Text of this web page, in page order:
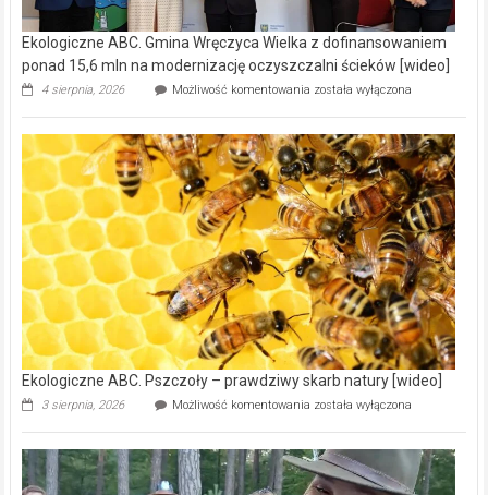
Ekologiczne ABC. Gmina Wręczyca Wielka z dofinansowaniem
ponad 15,6 mln na modernizację oczyszczalni ścieków [wideo]
4 sierpnia, 2026 Możliwość komentowania Ekologiczne
Wręczyca
Wielka
z
dofinansowaniem
ponad
15,6
mln
na
modernizację
oczyszczalni
ścieków
[wideo]
została wyłączona
Ekologiczne ABC. Pszczoły – prawdziwy skarb natury [wideo]
3 sierpnia, 2026 Możliwość komentowania Ekologiczne
–
prawdziwy
skarb
została wyłączona